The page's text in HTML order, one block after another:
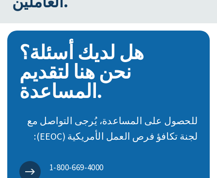
هل لديك أسئلة؟
نحن هنا لتقديم
المساعدة.
للحصول على المساعدة، يُرجى التواصل مع
لجنة تكافؤ فرص العمل الأمريكية (EEOC):
‎1-800-669-4000